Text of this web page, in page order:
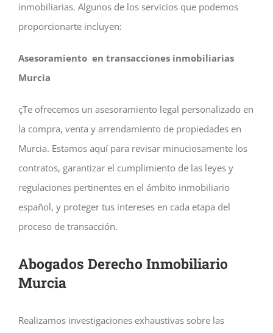
inmobiliarias. Algunos de los servicios que podemos
proporcionarte incluyen:
Asesoramiento en transacciones inmobiliarias
Murcia
çTe ofrecemos un asesoramiento legal personalizado en
la compra, venta y arrendamiento de propiedades en
Murcia. Estamos aquí para revisar minuciosamente los
contratos, garantizar el cumplimiento de las leyes y
regulaciones pertinentes en el ámbito inmobiliario
español, y proteger tus intereses en cada etapa del
proceso de transacción.
Abogados Derecho Inmobiliario
Murcia
Realizamos investigaciones exhaustivas sobre las